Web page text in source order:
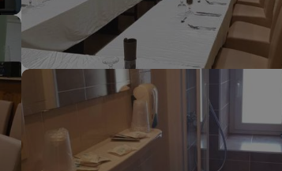
Non appena troverà la bussola, tornerà.